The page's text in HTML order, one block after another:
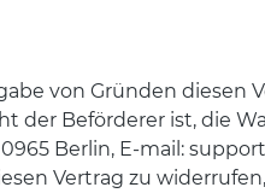
von Gründen
der Beförderer ist, die
Berlin, E-mail:
Vertrag zu